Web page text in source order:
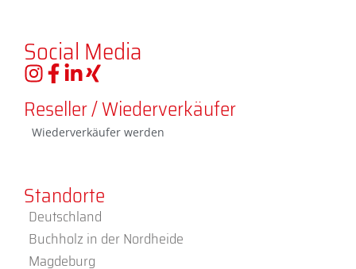
Social Media
Reseller / Wiederverkäufer
Wiederverkäufer werden
Standorte
Deutschland
Buchholz in der Nordheide
Magdeburg